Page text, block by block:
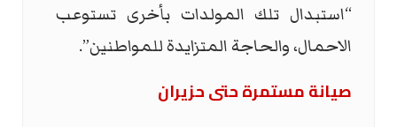
“استبدال تلك المولدات بأخرى تستوعب
الاحمال، والحاجة المتزايدة للمواطنين”.
صيانة مستمرة حتى حزيران